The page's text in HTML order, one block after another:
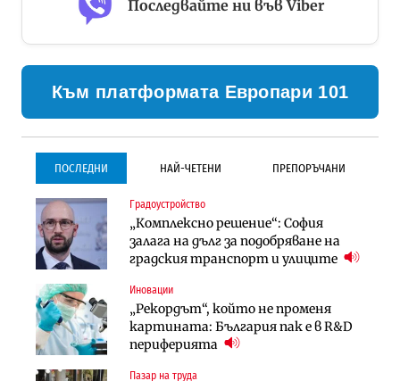
Последвайте ни във Viber
Към платформата Европари 101
ПОСЛЕДНИ НАЙ-ЧЕТЕНИ ПРЕПОРЪЧАНИ
Градоустройство
„Комплексно решение“: София
залага на дълг за подобряване на
градския транспорт и улиците
Иновации
„Рекордът“, който не променя
картината: България пак е в R&D
периферията
Пазар на труда
Градоустройство
Столична община избра
изпълнител за преместването на
трамвайното трасе по бул.
Инфраструктура
Проектирането на тунела под
Петрохан ще върви паралелно с
Инфраструктура
Проектирането на тунела под
Петрохан ще върви паралелно с
екологичните оценки
Компании
„Хювефарма“ подписа договор за
придобиване на Euroapi Italy
Финанси